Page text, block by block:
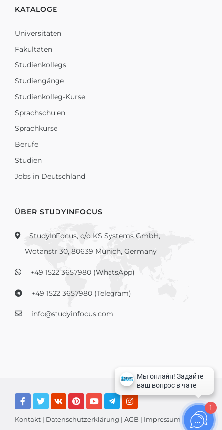
KATALOGE
Universitäten
Fakultäten
Studienkollegs
Studiengänge
Studienkolleg-Kurse
Sprachschulen
Sprachkurse
Berufe
Studien
Jobs in Deutschland
ÜBER STUDYINFOCUS
StudyInFocus, c/o KS Systems GmbH,
Wotanstr 30, 80639 Munich, Germany
+49 1522 3657980 (WhatsApp)
+49 1522 3657980 (Telegram)
info@studyinfocus.com
Kontakt | Datenschutzerklärung | AGB | Impressum
1